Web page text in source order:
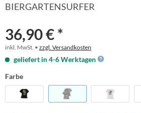
BIERGARTENSURFER
36,90 € *
inkl. MwSt. • zzgl. Versandkosten
geliefert in 4-6 Werktagen
Farbe